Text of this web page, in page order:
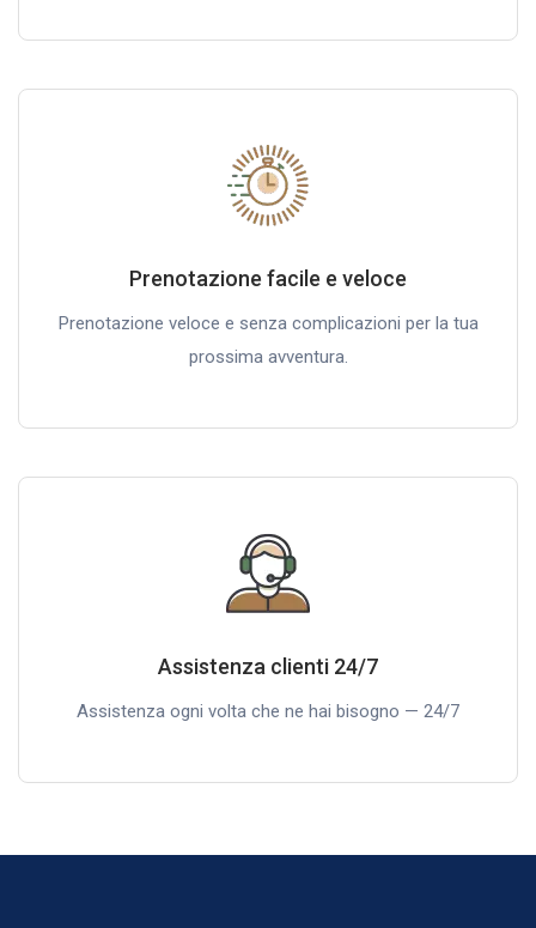
Prenotazione facile e veloce
Prenotazione veloce e senza complicazioni per la tua
prossima avventura.
Assistenza clienti 24/7
Assistenza ogni volta che ne hai bisogno — 24/7